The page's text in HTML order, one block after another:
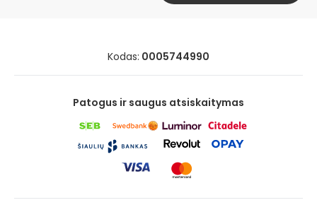
Kodas: 0005744990
Patogus ir saugus atsiskaitymas